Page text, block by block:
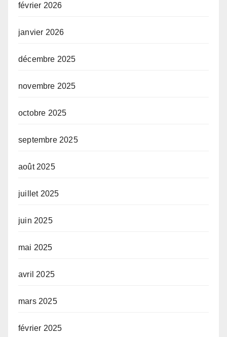
février 2026
janvier 2026
décembre 2025
novembre 2025
octobre 2025
septembre 2025
août 2025
juillet 2025
juin 2025
mai 2025
avril 2025
mars 2025
février 2025